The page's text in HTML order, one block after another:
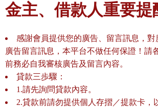
金主、借款人重要提
感謝會員提供您的廣告、留言訊息，對
廣告留言訊息，本平台不做任何保證！請
前務必自我審核廣告及留言內容。
貸款三歩驟：
1.請先詢問貸款內容。
2.貸款前請勿提供個人存摺／提款卡，